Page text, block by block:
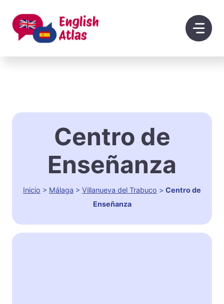
contenido
Centro de
Enseñanza
Inicio > Málaga > Villanueva del Trabuco > Centro de
Enseñanza